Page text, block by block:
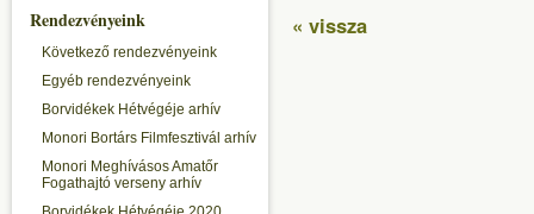
Rendezvényeink
Következő rendezvényeink
Egyéb rendezvényeink
Borvidékek Hétvégéje arhív
Monori Bortárs Filmfesztivál arhív
Monori Meghívásos Amatőr
Fogathajtó verseny arhív
« vissza